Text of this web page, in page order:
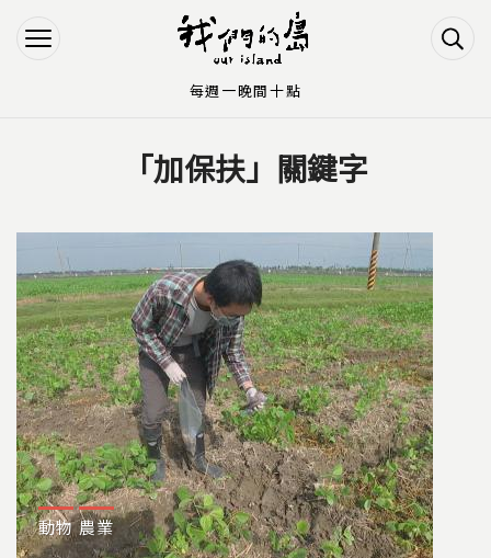
Jump to Navigation
Jump to Main content
「加保扶」關鍵字
動物 農業
每週一晚間十點